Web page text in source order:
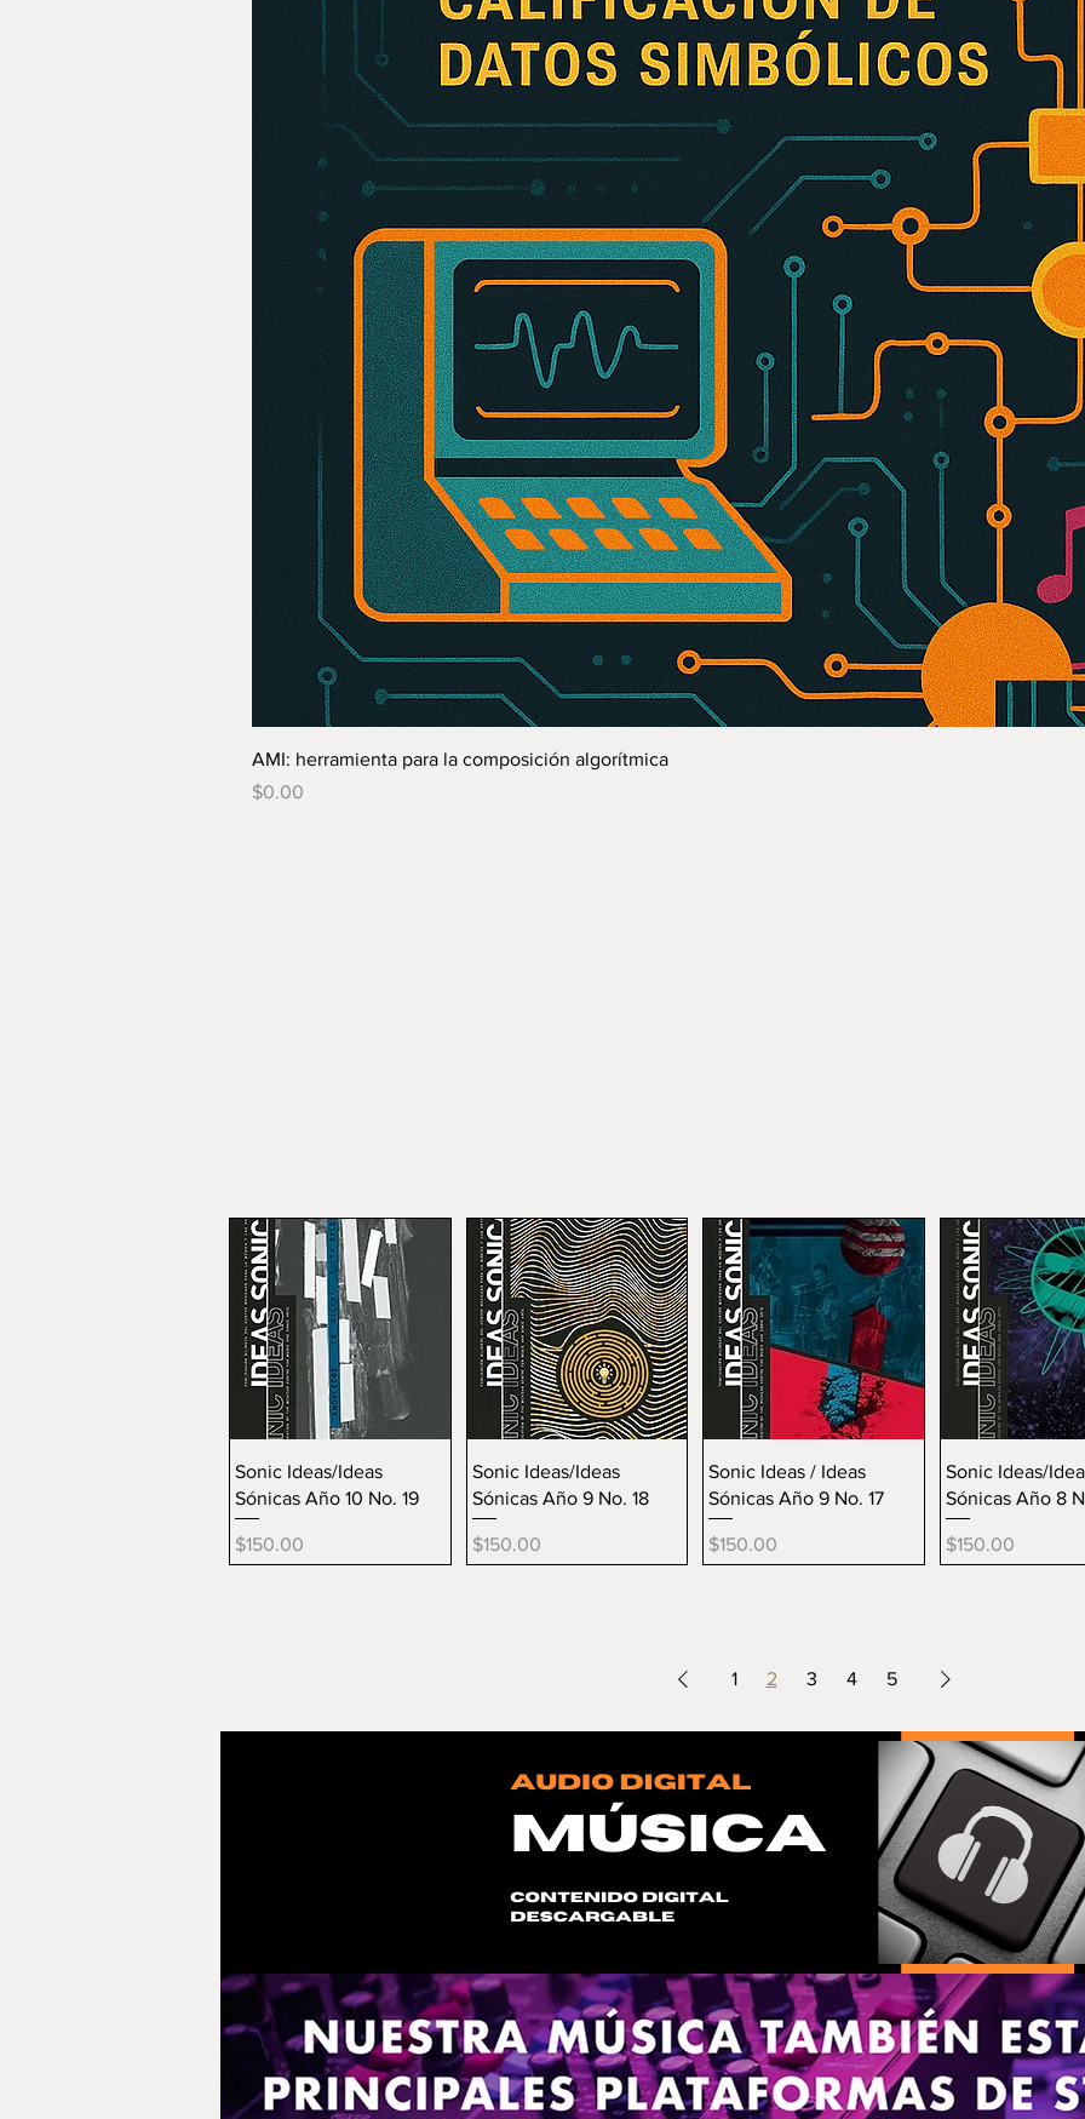
AMI: herramienta para la composición algorítmica
Precio
$0.00
Vista rápida
Sonic Ideas/Ideas
Sónicas Año 10 No. 19
Precio
$150.00
Vista rápida
Sonic Ideas/Ideas
Sónicas Año 9 No. 18
Precio
$150.00
Vista rápida
Sonic Ideas / Ideas
Sónicas Año 9 No. 17
Precio
$150.00
Vista
Sonic Ideas/
Sónicas Año 8
Precio
$150.00
1 2 3 4 5